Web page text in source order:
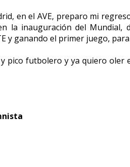
en el AVE, preparo mi
la inauguración del Mundial,
y ganando el primer juego,
pico futbolero y ya quiero oler